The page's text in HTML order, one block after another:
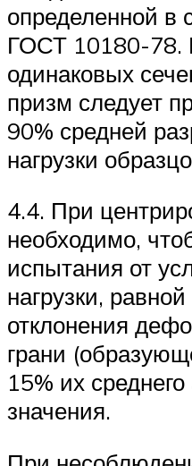
определенной в
ГОСТ 10180-78.
одинаковых
призм следует
90% средней
нагрузки
4.4. При
необходимо,
испытания от
нагрузки,
отклонения
грани
15% их
значения.